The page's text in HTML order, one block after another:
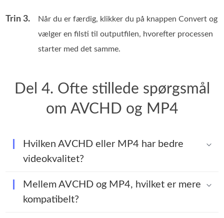
Trin 3.
Når du er færdig, klikker du på knappen Convert og
vælger en filsti til outputfilen, hvorefter processen
starter med det samme.
Del 4. Ofte stillede spørgsmål
om AVCHD og MP4
Hvilken AVCHD eller MP4 har bedre
videokvalitet?
Mellem AVCHD og MP4, hvilket er mere
kompatibelt?